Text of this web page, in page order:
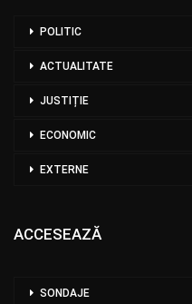
POLITIC
ACTUALITATE
JUSTIȚIE
ECONOMIC
EXTERNE
ACCESEAZĂ
SONDAJE